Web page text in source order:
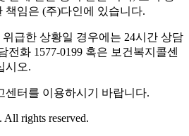
책임은 (주)다인에 있습니다.
급한 상황일 경우에는 24시간 상담
전화 1577-0199 혹은 보건복지콜센
시오.
센터를 이용하시기 바랍니다.
rights reserved.